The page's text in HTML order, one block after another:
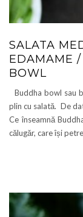
SALATA
EDAMAME
BOWL
Buddha bowl sau
plin cu salată. De
Ce înseamnă
călugăr, care își